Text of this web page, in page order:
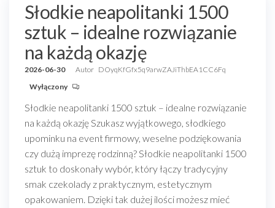
Słodkie neapolitanki 1500
sztuk – idealne rozwiązanie
na każdą okazję
2026-06-30 Autor DOyqKfGfx5q9arwZAJiThbEA1CC6Fq
Wyłączony
Słodkie neapolitanki 1500 sztuk – idealne rozwiązanie
na każdą okazję Szukasz wyjątkowego, słodkiego
upominku na event firmowy, weselne podziękowania
czy dużą imprezę rodzinną? Słodkie neapolitanki 1500
sztuk to doskonały wybór, który łączy tradycyjny
smak czekolady z praktycznym, estetycznym
opakowaniem. Dzięki tak dużej ilości możesz mieć